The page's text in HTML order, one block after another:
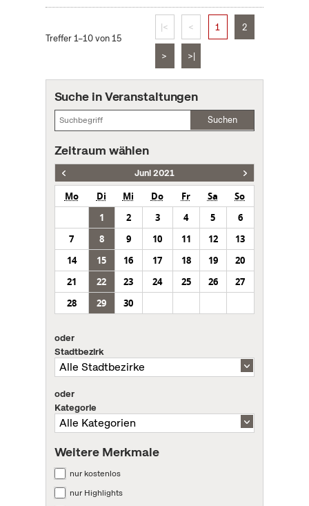
Treffer 1–10 von 15
|< < 1 2
> >|
Suche in Veranstaltungen
Suchen
Zeitraum wählen
Juni 2021
Mo Di Mi Do Fr Sa
So
1
2 3 4 5
6
7
8 9 10 11 12
13
14
15 16 17 18 19
20
21
22 23 24 25 26
27
28
29 30
oder
Stadtbezirk
oder
Kategorie
Weitere Merkmale
nur kostenlos
nur Highlights